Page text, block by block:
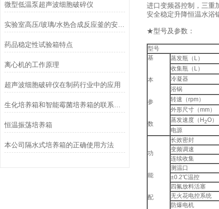
微型低温泵超声波细胞破碎仪
实验室高压/玻璃/水热合成反应釜的安装及说明
药品稳定性试验箱特点
离心机的工作原理
超声波细胞破碎仪在制药行业中的应用
恒温振荡培养箱
本公司隔水式培养箱的正确使用方法
进口变频器控制，三重
安全稳定升降恒温水浴
★型号及参数：
型号
基
本
参
数
蒸发瓶（L）
收集瓶（L）
冷凝器
浴锅
转速（rpm）
外形尺寸（mm）
蒸发速度（H2O）
电源
功
能
配
长效密封
变频调速
连续收集
测温口
±0.2℃温控
四氟放料活塞
无火花电控系统
防爆电机